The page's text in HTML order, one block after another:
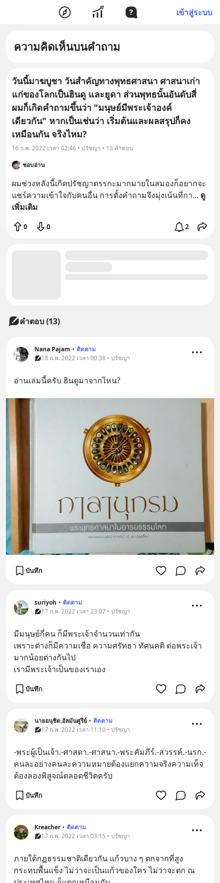
เข้าสู่ระบบ
ความคิดเห็นบนคำถาม
วันนี้มาฆบูชา วันสำคัญทางพุทธศาสนา ศาสนาเก่า
แก่ของโลกเป็นฮินดู และยูดา ส่วนพุทธนั้นอันดับสี่
ผมก็เกิดคำถามขึ้นว่า "มนุษย์มีพระเจ้าองค์
เดียวกัน" หากเป็นเช่นว่า เริ่มต้นและผลสรุปก็คง
เหมือนกัน จริงไหม?
16 ก.พ. 2022 เวลา 02:46 • ปรัชญา • 13 คำตอบ
ชอบอ่าน
ผมช่วงหลังนี้เกิดปรัชญาตรรกะมากมายในสมองก็อยากจะ
แชร์ความเข้าใจกับคนอื่น การตั้งคำถามจึงมุ่งเน้นที่กา... ดู
เพิ่มเติม
0 0 2
คำตอบ (13)
Nana Pajam • ติดตาม
18 ก.พ. 2022 เวลา 00:38 • ปรัชญา
อ่านเล่มนี้ครับ​ ฮินดูมาจากไหน?
บันทึก
suriyoh • ติดตาม
17 ก.พ. 2022 เวลา 23:07 • ปรัชญา
มีมนุษย์กี่คน ก็มีพระเจ้าจำนวนเท่ากัน
เพราะต่างก็มีความเชื่อ ความศรัทธา ทัศนคติ ต่อพระเจ้า
มากน้อยต่างกันไป
เรามีพระเจ้าเป็นของเราเอง
บันทึก
นายอนุชิต.อัลมันศูรีย์ • ติดตาม
17 ก.พ. 2022 เวลา 11:10 • ปรัชญา
-พระผู้เป็นเจ้า.-ศาสดา.-ศาสนา.-พระคัมภีร์.-สวรรค์.-นรก.-
คนละอย่างคนละความหมายต้องแยกความจริงความเท็จ
ต้องลองพิสูจณ์ตลอดชีวิตครับ
บันทึก
Kreacher • ติดตาม
17 ก.พ. 2022 เวลา 03:15 • ปรัชญา
ภายใต้กฏธรรมชาติเดียวกัน แก้วบาง ๆ ตกจากที่สูง
กระทบพื้นแข็ง ไม่ว่าจะเป็นแก้วของใคร ไม่ว่าจะตก ณ